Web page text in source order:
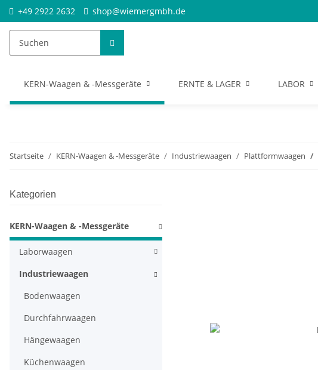
+49 2922 2632 shop@wiemergmbh.de
KERN-Waagen & -Messgeräte ERNTE & LAGER LABOR
Startseite KERN-Waagen & -Messgeräte Industriewaagen Plattformwaagen
Kategorien
KERN-Waagen & -Messgeräte
Laborwaagen
Industriewaagen
Bodenwaagen
Durchfahrwaagen
Hängewaagen
Küchenwaagen